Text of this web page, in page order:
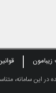
این سامانه،